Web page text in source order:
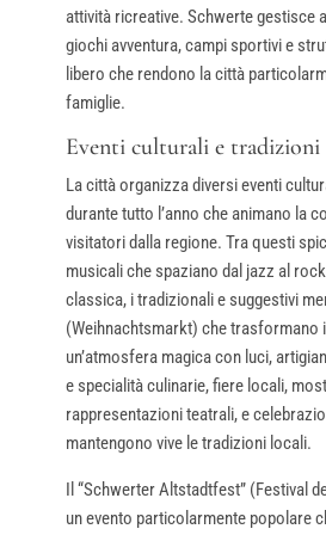
attività ricreative. Schwerte gestisce
giochi avventura, campi sportivi e
libero che rendono la città
famiglie.
Eventi culturali e tradizioni
La città organizza diversi eventi
durante tutto l’anno che animano la
visitatori dalla regione. Tra questi
musicali che spaziano dal jazz al
classica, i tradizionali e suggestivi
(Weihnachtsmarkt) che trasformano
un’atmosfera magica con luci,
e specialità culinarie, fiere locali,
rappresentazioni teatrali, e
mantengono vive le tradizioni locali.
Il “Schwerter Altstadtfest” (Festival
un evento particolarmente popolare